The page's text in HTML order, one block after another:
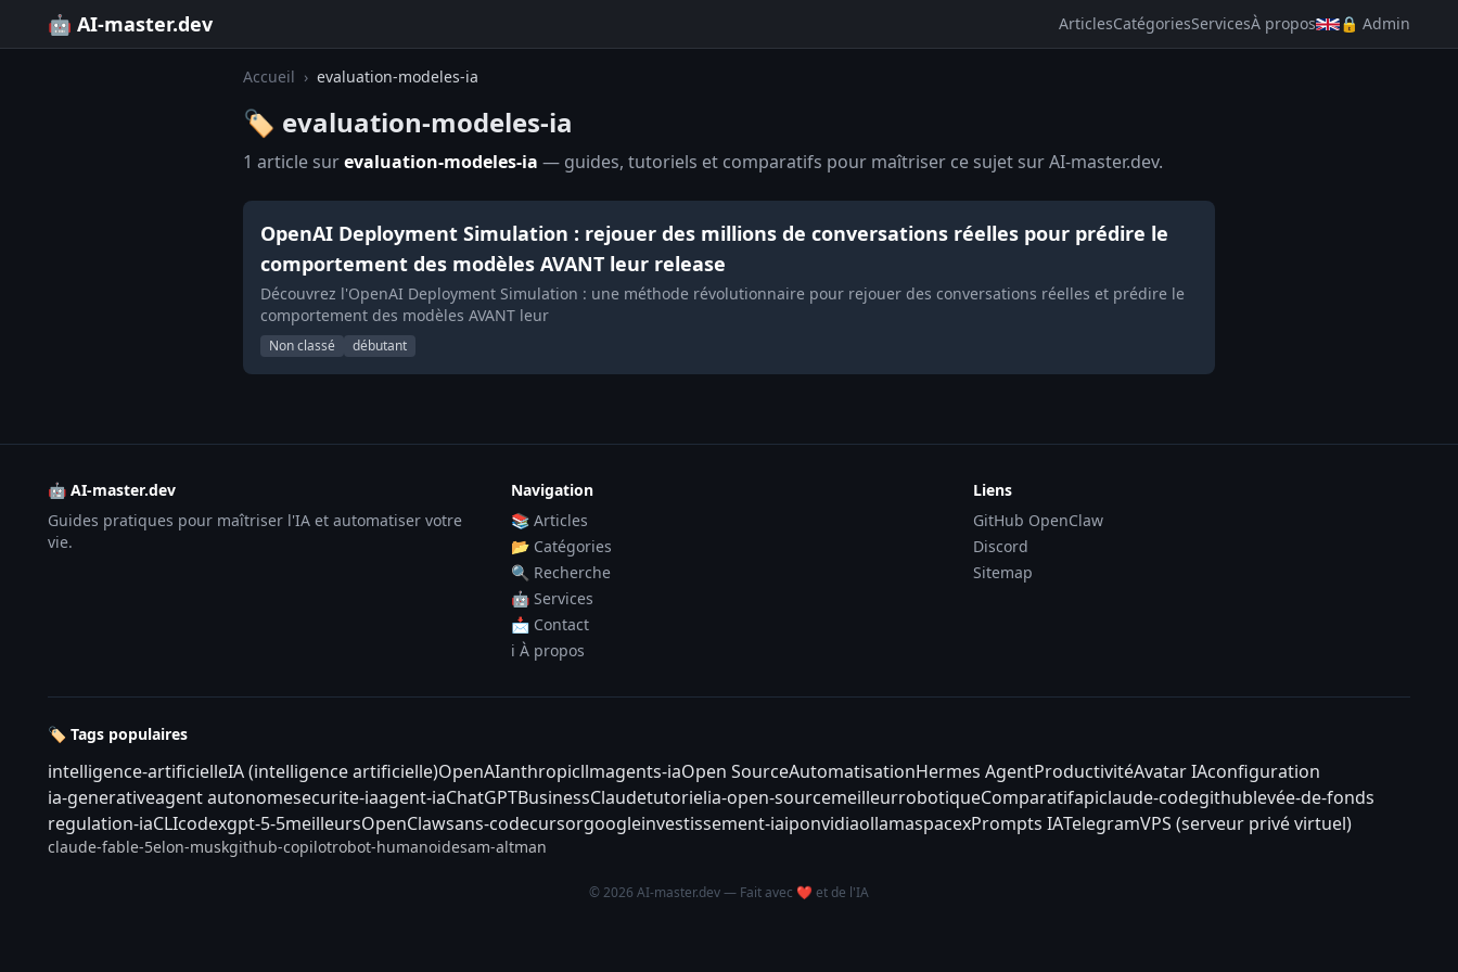
🤖 AI-master.dev ArticlesCatégoriesServicesÀ propos 🔒 Admin
Accueil › evaluation-modeles-ia
🏷️ evaluation-modeles-ia
1 article surevaluation-modeles-ia — guides, tutoriels et comparatifs pour maîtriser ce sujet sur AI-master.dev.
OpenAI Deployment Simulation : rejouer des millions de conversations réelles pour prédire le
comportement des modèles AVANT leur release
Découvrez l'OpenAI Deployment Simulation : une méthode révolutionnaire pour rejouer des conversations réelles et prédire le
comportement des modèles AVANT leur
Non classé débutant
🤖 AI-master.dev
Guides pratiques pour maîtriser l'IA et automatiser votre
vie.
Navigation
📚 Articles
📂 Catégories
🔍 Recherche
🤖 Services
📩 Contact
ℹ️ À propos
Liens
GitHub OpenClaw
Discord
Sitemap
🏷️ Tags populaires
intelligence-artificielleIA (intelligence artificielle)OpenAIanthropicllmagents-iaOpen SourceAutomatisationHermes AgentProductivitéAvatar IAconfiguration
ia-generativeagent autonomesecurite-iaagent-iaChatGPTBusinessClaudetutorielia-open-sourcemeilleurrobotiqueComparatifapiclaude-codegithublevée-de-fonds
regulation-iaCLIcodexgpt-5-5meilleursOpenClawsans-codecursorgoogleinvestissement-iaiponvidiaollamaspacexPrompts IATelegramVPS (serveur privé virtuel)
claude-fable-5elon-muskgithub-copilotrobot-humanoidesam-altman
© 2026 AI-master.dev — Fait avec ❤️ et de l'IA